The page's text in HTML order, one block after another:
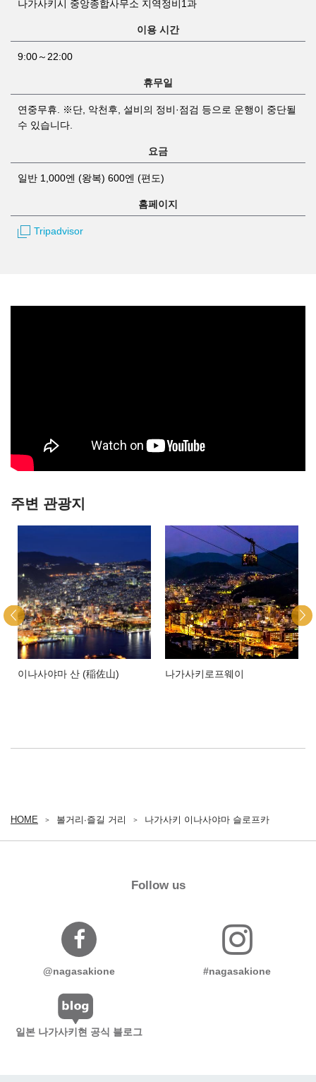
나가사키시 중앙종합사무소 지역정비1과
이용 시간
9:00～22:00
휴무일
연중무휴. ※단, 악천후, 설비의 정비·점검 등으로 운행이 중단될
수 있습니다.
요금
일반 1,000엔 (왕복) 600엔 (편도)
홈페이지
Tripadvisor
주변 관광지
이나사야마 산 (稲佐山) 나가사키로프웨이
HOME 볼거리∙즐길 거리 나가사키 이나사야마 슬로프카
Follow us
@nagasakione #nagasakione
일본 나가사키현 공식 블로그